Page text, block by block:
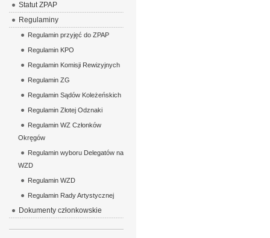
Statut ZPAP
Regulaminy
Regulamin przyjęć do ZPAP
Regulamin KPO
Regulamin Komisji Rewizyjnych
Regulamin ZG
Regulamin Sądów Koleżeńskich
Regulamin Złotej Odznaki
Regulamin WZ Członków
Okręgów
Regulamin wyboru Delegatów na
WZD
Regulamin WZD
Regulamin Rady Artystycznej
Dokumenty członkowskie